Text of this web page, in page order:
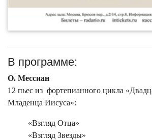
В программе:
О. Мессиан
12 пьес из фортепианного цикла
Младенца Иисуса»:
«Взгляд Отца»
«Взгляд Звезды»